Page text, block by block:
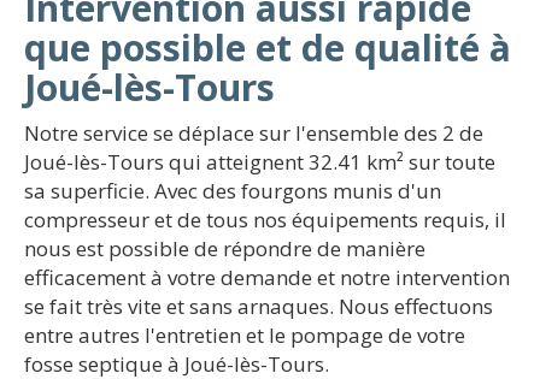
que possible et de qualité à
Joué-lès-Tours
Notre service se déplace sur l'ensemble des 2 de
Joué-lès-Tours qui atteignent 32.41 km² sur toute
sa superficie. Avec des fourgons munis d'un
compresseur et de tous nos équipements requis, il
nous est possible de répondre de manière
efficacement à votre demande et notre intervention
se fait très vite et sans arnaques. Nous effectuons
entre autres l'entretien et le pompage de votre
fosse septique à Joué-lès-Tours.